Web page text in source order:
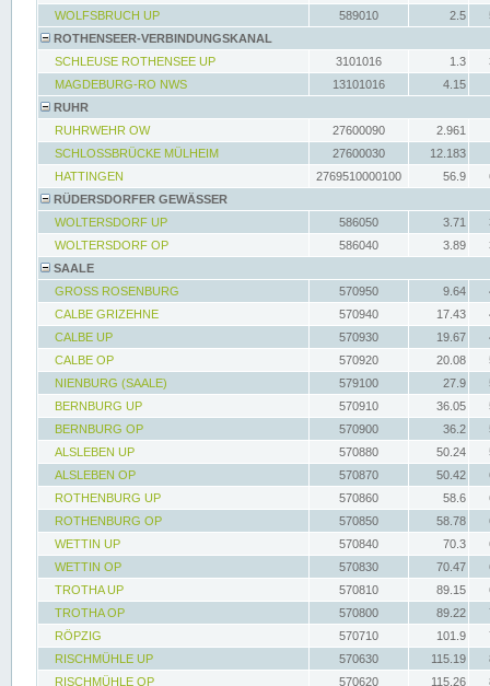
WOLFSBRUCH UP
589010 2.5
ROTHENSEER-VERBINDUNGSKANAL
SCHLEUSE ROTHENSEE UP
3101016 1.3
MAGDEBURG-RO NWS
13101016
4.15
RUHR
RUHRWEHR OW
27600090
2.961
SCHLOSSBRÜCKE MÜLHEIM
27600030
12.183
HATTINGEN
2769510000100 56.9
RÜDERSDORFER GEWÄSSER
WOLTERSDORF UP
586050 3.71
WOLTERSDORF OP
586040 3.89
SAALE
GROSS ROSENBURG
570950 9.64
CALBE GRIZEHNE
570940 17.43
CALBE UP
570930 19.67
CALBE OP
570920 20.08
NIENBURG (SAALE)
579100 27.9
BERNBURG UP
570910 36.05
BERNBURG OP
570900 36.2
ALSLEBEN UP
570880 50.24
ALSLEBEN OP
570870 50.42
ROTHENBURG UP
570860 58.6
ROTHENBURG OP
570850 58.78
WETTIN UP
570840 70.3
WETTIN OP
570830 70.47
TROTHA UP
570810 89.15
TROTHA OP
570800 89.22
RÖPZIG
570710 101.9
RISCHMÜHLE UP
570630 115.19
RISCHMÜHLE OP
570620 115.26